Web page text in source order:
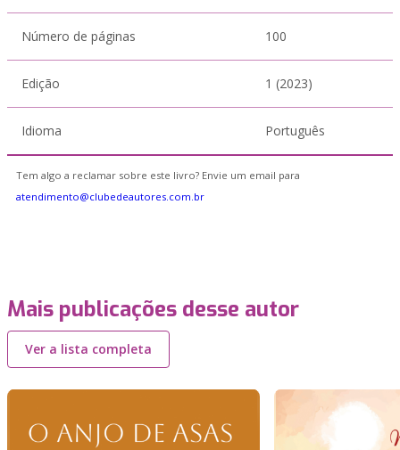
Número de páginas 100
Edição 1 (2023)
Idioma Português
Tem algo a reclamar sobre este livro? Envie um email para
atendimento@clubedeautores.com.br
Mais publicações desse autor
Ver a lista completa